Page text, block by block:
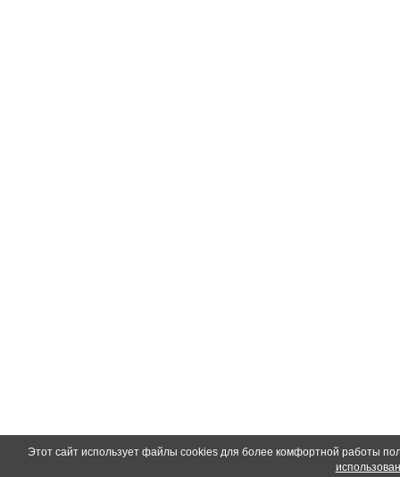
Этот сайт использует файлы cookies для более комфортной работы